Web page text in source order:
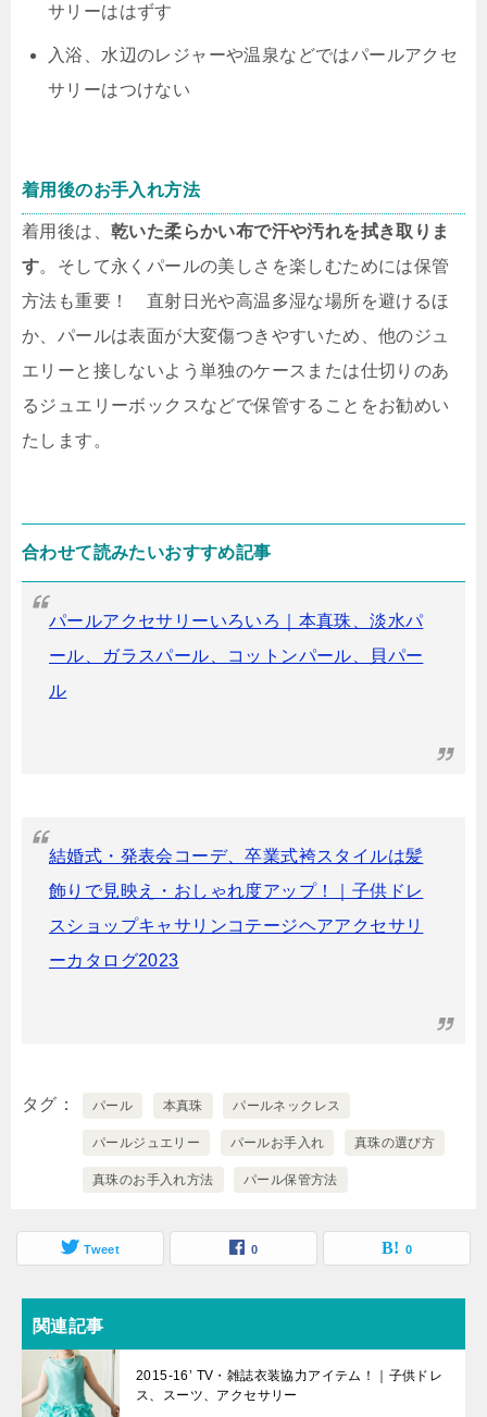
サリーははずす
入浴、水辺のレジャーや温泉などではパールアクセ
サリーはつけない
着用後のお手入れ方法
着用後は、 乾いた柔らかい布で汗や汚れを拭き取りま
す。そして永くパールの美しさを楽しむためには保管
方法も重要！ 直射日光や高温多湿な場所を避けるほ
か、パールは表面が大変傷つきやすいため、他のジュ
エリーと接しないよう単独のケースまたは仕切りのあ
るジュエリーボックスなどで保管することをお勧めい
たします。
合わせて読みたいおすすめ記事
パールアクセサリーいろいろ｜本真珠、淡水パ
ール、ガラスパール、コットンパール、貝パー
ル
結婚式・発表会コーデ、卒業式袴スタイルは髪
飾りで見映え・おしゃれ度アップ！｜子供ドレ
スショップキャサリンコテージヘアアクセサリ
ーカタログ2023
タグ パール 本真珠 パールネックレス
パールジュエリー パールお手入れ 真珠の選び方
真珠のお手入れ方法 パール保管方法
Tweet 0 0
関連記事
2015‐16’ TV・雑誌衣装協力アイテム！｜子供ドレ
ス、スーツ、アクセサリー